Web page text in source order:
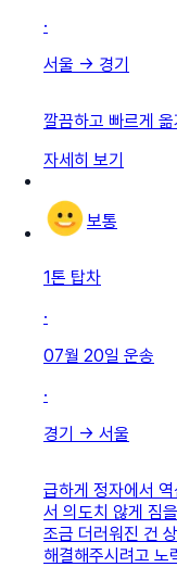
·
서울 → 경기
깔끔하고 빠르게
자세히 보기
보통
1톤 탑차
·
07월 20일 운송
·
경기 → 서울
급하게 정자에서
서 의도치 않게 짐
조금 더러워진 건
해결해주시려고 노